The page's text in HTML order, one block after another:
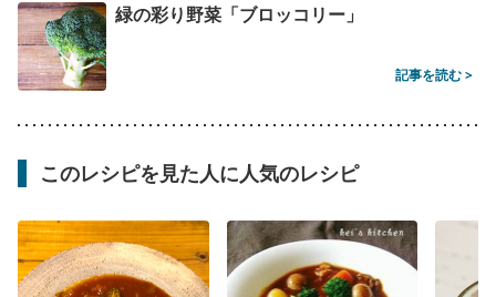
緑の彩り野菜「ブロッコリー」
記事を読む >
このレシピを見た人に人気のレシピ